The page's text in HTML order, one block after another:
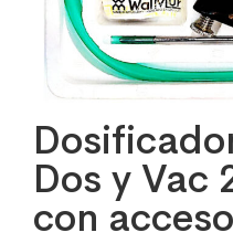
Dos y Vac
con